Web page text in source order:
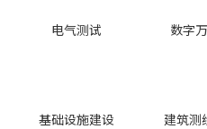
电气测试 数字
基础设施建设 建筑测